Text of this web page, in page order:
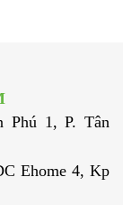
Phú 1, P. Tân
Ehome 4, Kp